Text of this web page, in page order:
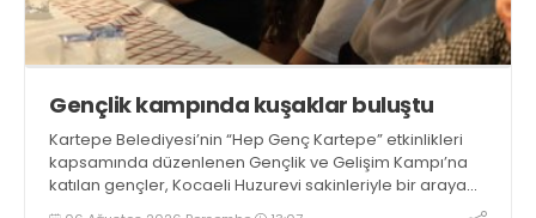
Gençlik kampında kuşaklar buluştu
Kartepe Belediyesi’nin “Hep Genç Kartepe” etkinlikleri
kapsamında düzenlenen Gençlik ve Gelişim Kampı’na
katılan gençler, Kocaeli Huzurevi sakinleriyle bir araya
geldi